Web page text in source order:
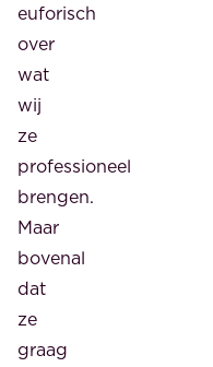
euforisch
over
wat
wij
ze
professioneel
brengen.
Maar
bovenal
dat
ze
graag